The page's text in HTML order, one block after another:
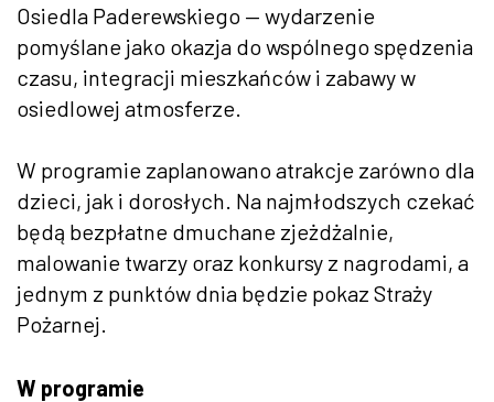
Osiedla Paderewskiego — wydarzenie
pomyślane jako okazja do wspólnego spędzenia
czasu, integracji mieszkańców i zabawy w
osiedlowej atmosferze.
W programie zaplanowano atrakcje zarówno dla
dzieci, jak i dorosłych. Na najmłodszych czekać
będą bezpłatne dmuchane zjeżdżalnie,
malowanie twarzy oraz konkursy z nagrodami, a
jednym z punktów dnia będzie pokaz Straży
Pożarnej.
W programie